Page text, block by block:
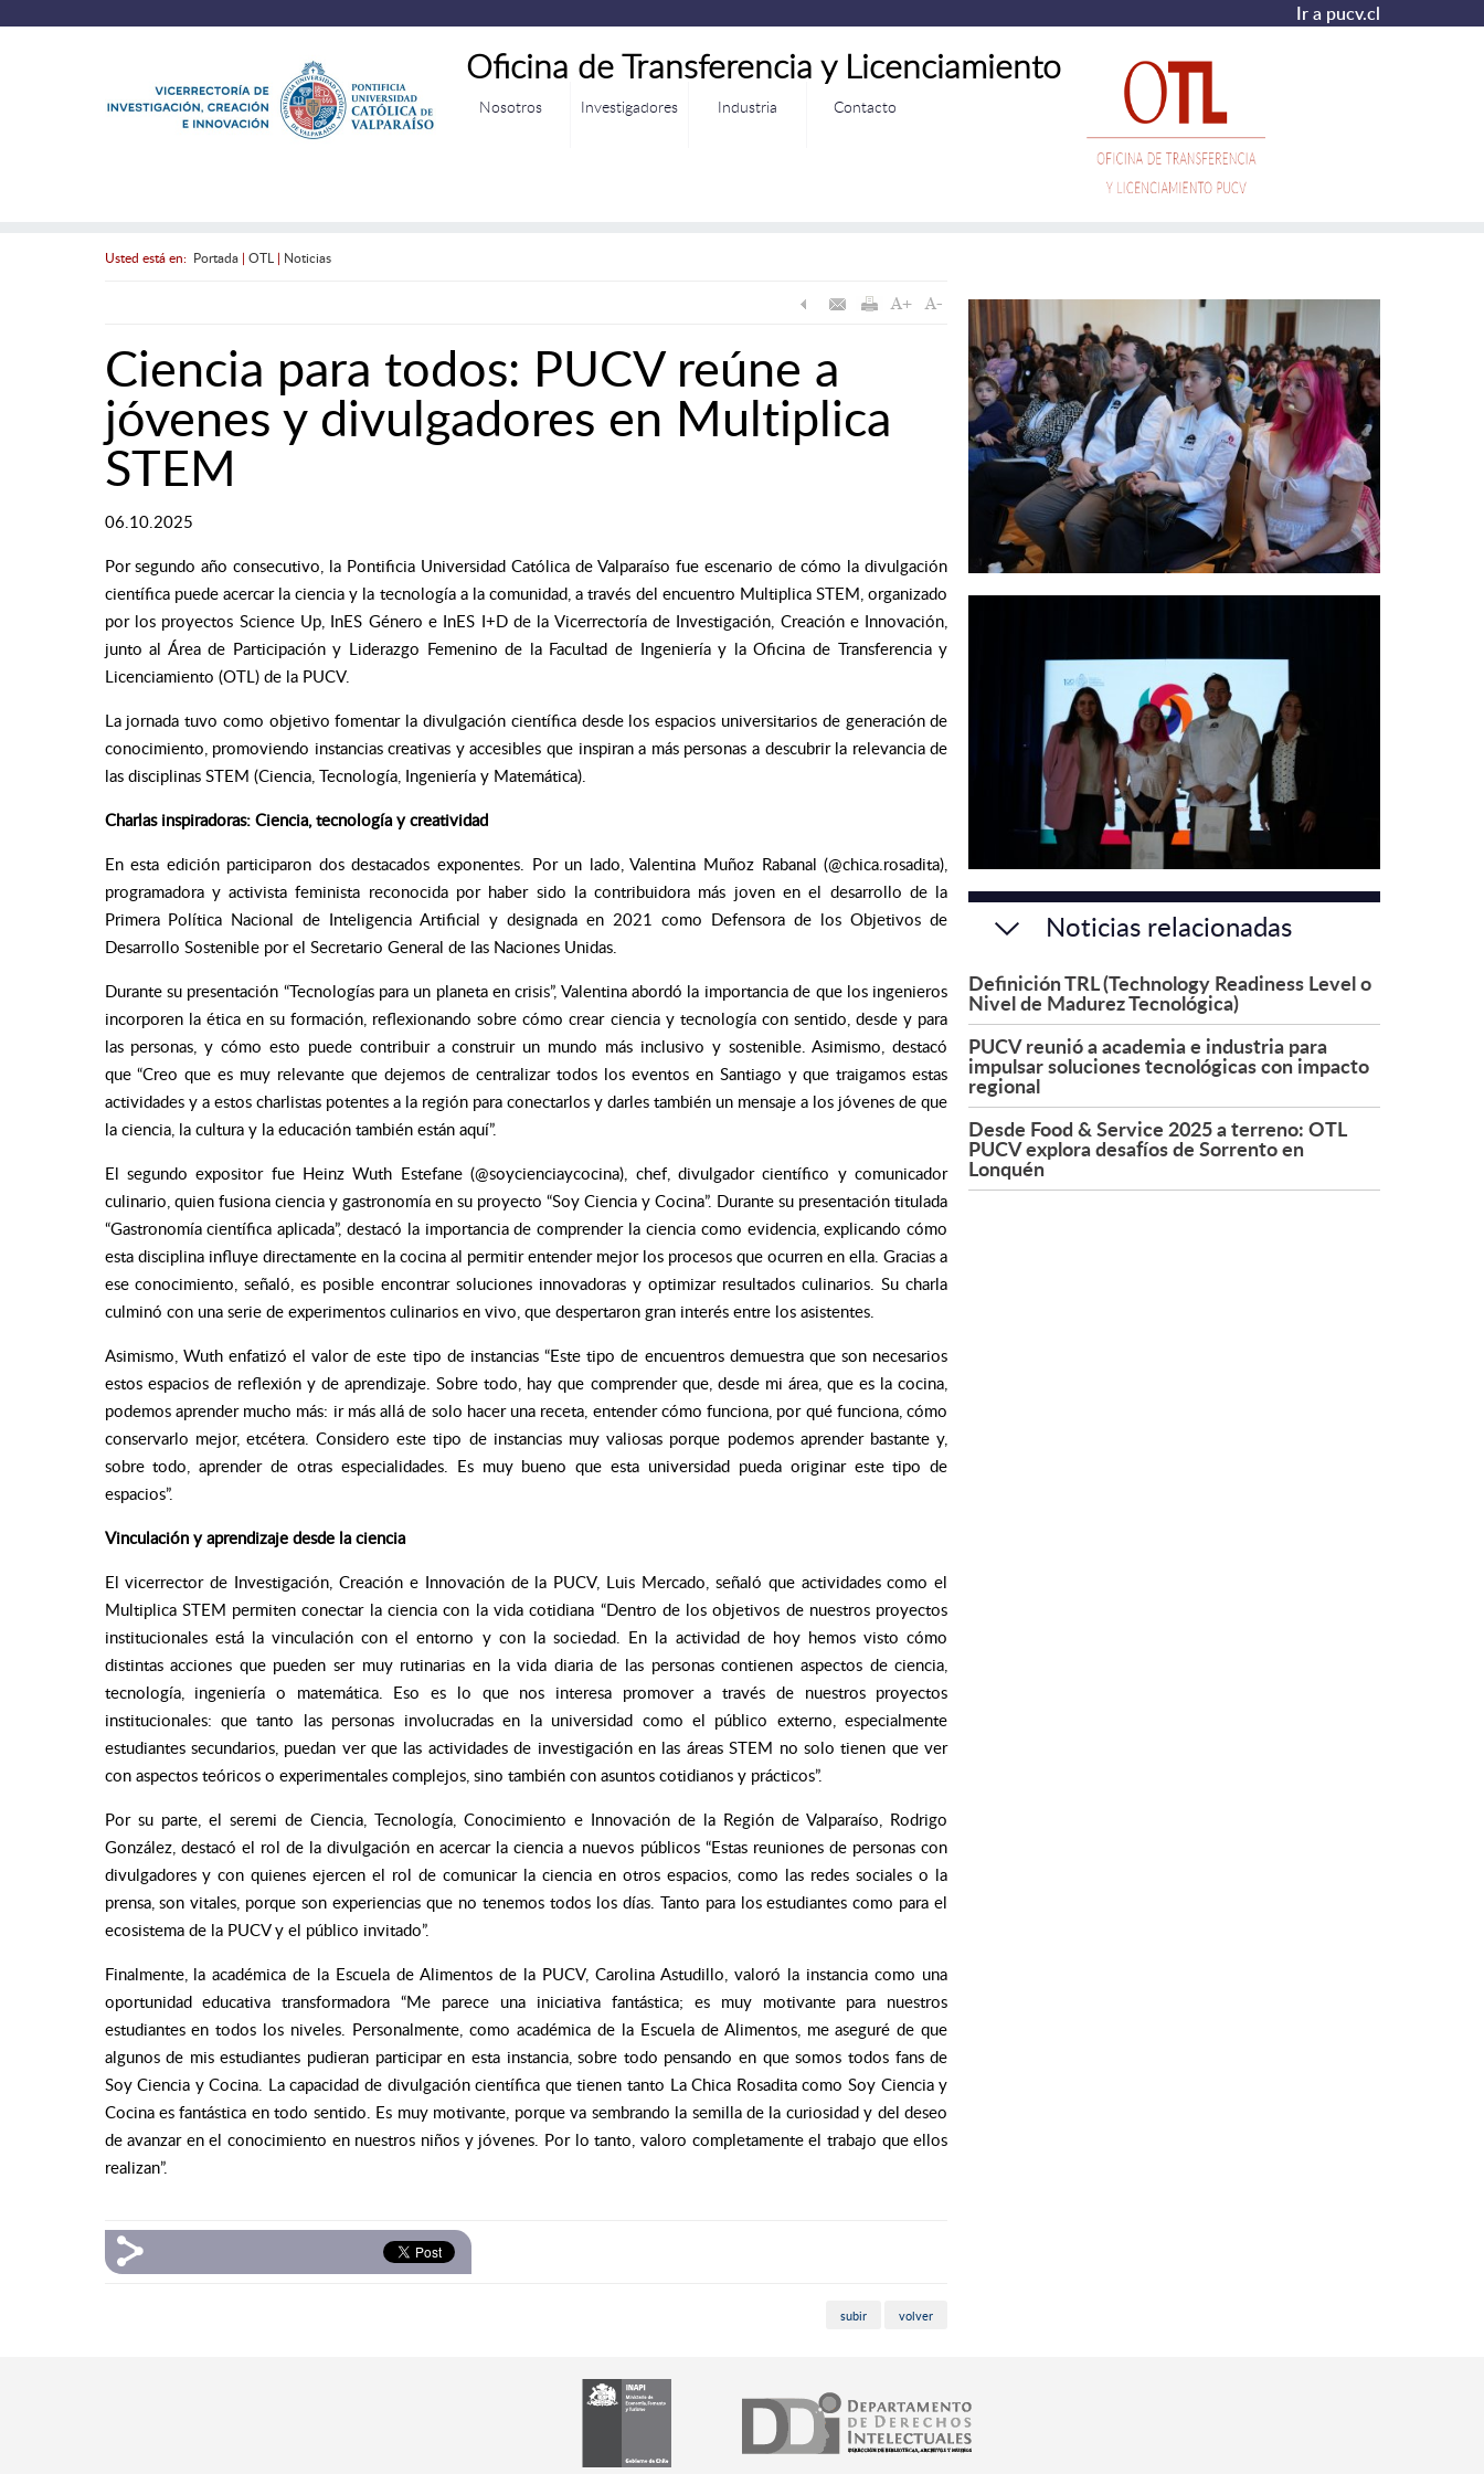
Ir a pucv.cl
Oficina de Transferencia y Licenciamiento
Nosotros Investigadores Industria Contacto
Usted está en: Portada| OTL | Noticias
Ciencia para todos: PUCV reúne a
jóvenes y divulgadores en Multiplica
STEM
06.10.2025
Por segundo año consecutivo, la Pontificia Universidad Católica de Valparaíso fue escenario de cómo la divulgación
científica puede acercar la ciencia y la tecnología a la comunidad, a través del encuentro Multiplica STEM, organizado
por los proyectos Science Up, InES Género e InES I+D de la Vicerrectoría de Investigación, Creación e Innovación,
junto al Área de Participación y Liderazgo Femenino de la Facultad de Ingeniería y la Oficina de Transferencia y
Licenciamiento (OTL) de la PUCV.
La jornada tuvo como objetivo fomentar la divulgación científica desde los espacios universitarios de generación de
conocimiento, promoviendo instancias creativas y accesibles que inspiran a más personas a descubrir la relevancia de
las disciplinas STEM (Ciencia, Tecnología, Ingeniería y Matemática).
Charlas inspiradoras: Ciencia, tecnología y creatividad
En esta edición participaron dos destacados exponentes. Por un lado, Valentina Muñoz Rabanal (@chica.rosadita),
programadora y activista feminista reconocida por haber sido la contribuidora más joven en el desarrollo de la
Primera Política Nacional de Inteligencia Artificial y designada en 2021 como Defensora de los Objetivos de
Desarrollo Sostenible por el Secretario General de las Naciones Unidas.
Durante su presentación “Tecnologías para un planeta en crisis”, Valentina abordó la importancia de que los ingenieros
incorporen la ética en su formación, reflexionando sobre cómo crear ciencia y tecnología con sentido, desde y para
las personas, y cómo esto puede contribuir a construir un mundo más inclusivo y sostenible. Asimismo, destacó
que“Creo que es muy relevante que dejemos de centralizar todos los eventos en Santiago y que traigamos estas
actividades y a estos charlistas potentes a la región para conectarlos y darles también un mensaje a los jóvenes de que
la ciencia, la cultura y la educación también están aquí”.
El segundo expositor fue Heinz Wuth Estefane (@soycienciaycocina), chef, divulgador científico y comunicador
culinario, quien fusiona ciencia y gastronomía en su proyecto “Soy Ciencia y Cocina”. Durante su presentación titulada
“Gastronomía científica aplicada”, destacó la importancia de comprender la ciencia como evidencia, explicando cómo
esta disciplina influye directamente en la cocina al permitir entender mejor los procesos que ocurren en ella. Gracias a
ese conocimiento, señaló, es posible encontrar soluciones innovadoras y optimizar resultados culinarios. Su charla
culminó con una serie de experimentos culinarios en vivo, que despertaron gran interés entre los asistentes.
Asimismo, Wuth enfatizó el valor de este tipo de instancias“Este tipo de encuentros demuestra que son necesarios
estos espacios de reflexión y de aprendizaje. Sobre todo, hay que comprender que, desde mi área, que es la cocina,
podemos aprender mucho más: ir más allá de solo hacer una receta, entender cómo funciona, por qué funciona, cómo
conservarlo mejor, etcétera. Considero este tipo de instancias muy valiosas porque podemos aprender bastante y,
sobre todo, aprender de otras especialidades. Es muy bueno que esta universidad pueda originar este tipo de
espacios”.
Vinculación y aprendizaje desde la ciencia
El vicerrector de Investigación, Creación e Innovación de la PUCV, Luis Mercado, señaló que actividades como el
Multiplica STEM permiten conectar la ciencia con la vida cotidiana “Dentro de los objetivos de nuestros proyectos
institucionales está la vinculación con el entorno y con la sociedad. En la actividad de hoy hemos visto cómo
distintas acciones que pueden ser muy rutinarias en la vida diaria de las personas contienen aspectos de ciencia,
tecnología, ingeniería o matemática. Eso es lo que nos interesa promover a través de nuestros proyectos
institucionales: que tanto las personas involucradas en la universidad como el público externo, especialmente
estudiantes secundarios, puedan ver que las actividades de investigación en las áreas STEM no solo tienen que ver
con aspectos teóricos o experimentales complejos, sino también con asuntos cotidianos y prácticos”.
Por su parte, el seremi de Ciencia, Tecnología, Conocimiento e Innovación de la Región de Valparaíso, Rodrigo
González, destacó el rol de la divulgación en acercar la ciencia a nuevos públicos “Estas reuniones de personas con
divulgadores y con quienes ejercen el rol de comunicar la ciencia en otros espacios, como las redes sociales o la
prensa, son vitales, porque son experiencias que no tenemos todos los días. Tanto para los estudiantes como para el
ecosistema de la PUCV y el público invitado”.
Finalmente, la académica de la Escuela de Alimentos de la PUCV, Carolina Astudillo, valoró la instancia como una
oportunidad educativa transformadora“Me parece una iniciativa fantástica; es muy motivante para nuestros
estudiantes en todos los niveles. Personalmente, como académica de la Escuela de Alimentos, me aseguré de que
algunos de mis estudiantes pudieran participar en esta instancia, sobre todo pensando en que somos todos fans de
Soy Ciencia y Cocina. La capacidad de divulgación científica que tienen tanto La Chica Rosadita como Soy Ciencia y
Cocina es fantástica en todo sentido. Es muy motivante, porque va sembrando la semilla de la curiosidad y del deseo
de avanzar en el conocimiento en nuestros niños y jóvenes. Por lo tanto, valoro completamente el trabajo que ellos
realizan”.
subir volver
Noticias relacionadas
Definición TRL (Technology Readiness Level o
Nivel de Madurez Tecnológica)
PUCV reunió a academia e industria para
impulsar soluciones tecnológicas con impacto
regional
Desde Food & Service 2025 a terreno: OTL
PUCV explora desafíos de Sorrento en
Lonquén